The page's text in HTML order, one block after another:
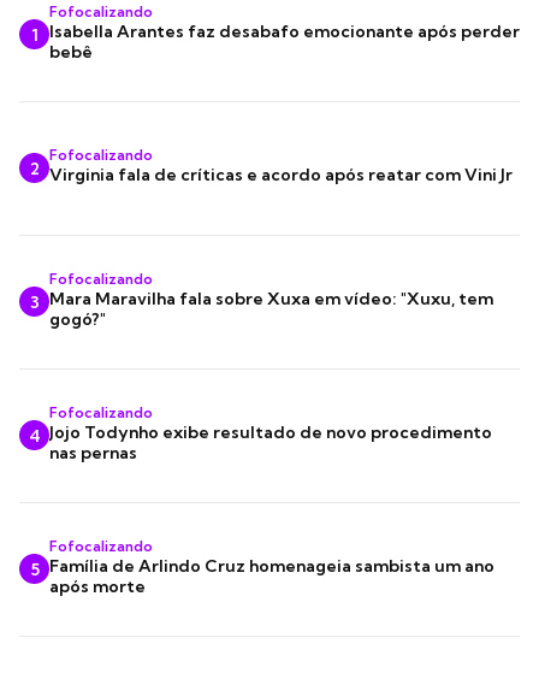
1
Fofocalizando
Isabella Arantes faz desabafo emocionante após perder
bebê
2
Fofocalizando
Virginia fala de críticas e acordo após reatar com Vini Jr
3
Fofocalizando
Mara Maravilha fala sobre Xuxa em vídeo: "Xuxu, tem
gogó?"
4
Fofocalizando
Jojo Todynho exibe resultado de novo procedimento
nas pernas
5
Fofocalizando
Família de Arlindo Cruz homenageia sambista um ano
após morte